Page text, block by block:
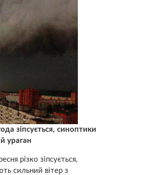
зіпсується, синоптики
ураган
різко зіпсується,
сильний вітер з